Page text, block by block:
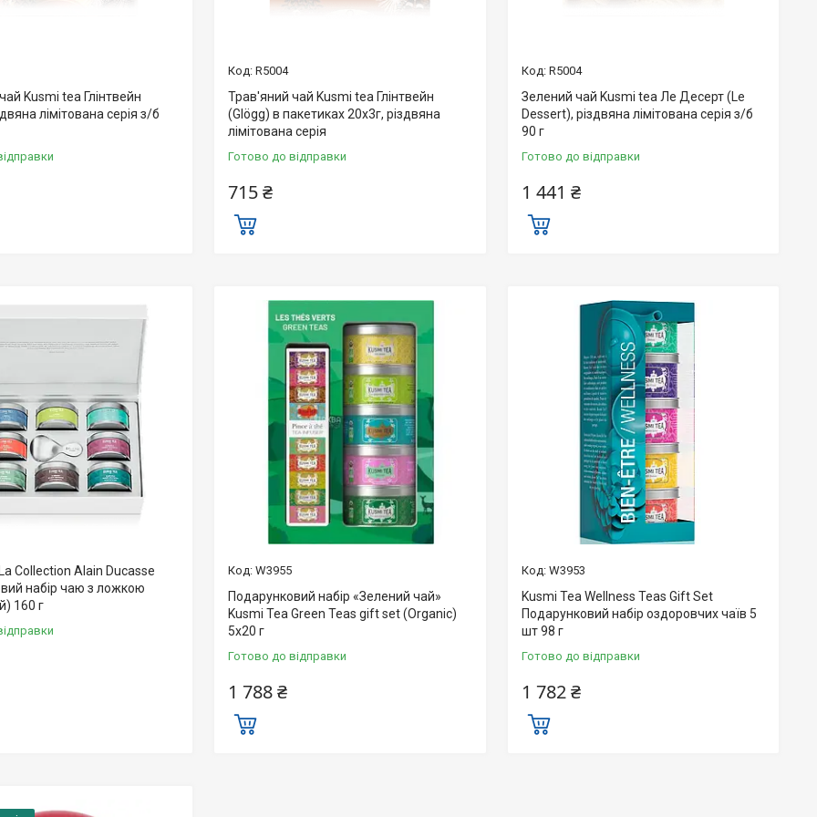
Kusmi tea Глінтвейн
лімітована серія з/б
R5004
Трав'яний чай Kusmi tea Глінтвейн
(Glögg) в пакетиках 20х3г, різдвяна
лімітована серія
Готово до відправки
715 ₴
R5004
Зелений чай Kusmi tea Ле Десерт (Le
Dessert), різдвяна лімітована серія з/б
90 г
Готово до відправки
1 441 ₴
Collection Alain Ducasse
набір чаю з ложкою
160 г
W3955
Подарунковий набір «Зелений чай»
Kusmi Tea Green Teas gift set (Organic)
5х20 г
Готово до відправки
1 788 ₴
W3953
Kusmi Tea Wellness Teas Gift Set
Подарунковий набір оздоровчих чаїв 5
шт 98 г
Готово до відправки
1 782 ₴